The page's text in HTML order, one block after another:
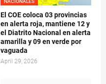
NACIONALES
El COE coloca 03 provincias
en alerta roja, mantiene 12 y
el Diatrito Nacional en alerta
amarilla y 09 en verde por
vaguada
April 29, 2026